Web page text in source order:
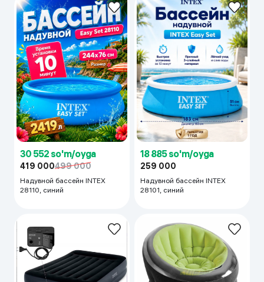
30 552 so'm/oyga
419 000499 000
Надувной бассейн INTEX
28110, синий
18 885 so'm/oyga
259 000
Надувной бассейн INTEX
28101, синий